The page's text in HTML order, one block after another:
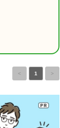
< 1 >